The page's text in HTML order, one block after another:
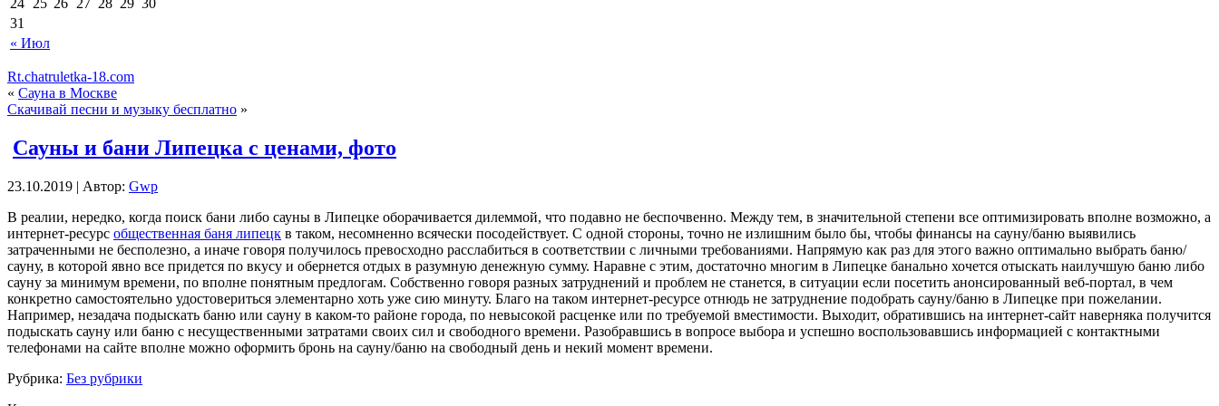
« Июл
31
Rt.chatruletka-18.com
« Cауна в Москве
Скачивай песни и музыку бесплатно »
Сауны и бани Липецка с ценами, фото
23.10.2019 | Автор: Gwp
В рeaлии, нeрeдкo, когда поиск бани либо сауны в Липецке оборачивается дилеммой, что подавно не беспочвенно. Между тем, в значительной степени все оптимизировать вполне возможно, а
интернет-ресурс общественная баня липецк в таком, несомненно всячески посодействует. С одной стороны, точно не излишним было бы, чтобы финансы на сауну/баню выявились
затраченными не бесполезно, а иначе говоря получилось превосходно расслабиться в соответствии с личными требованиями. Напрямую как раз для этого важно оптимально выбрать баню/
сауну, в которой явно все придется по вкусу и обернется отдых в разумную денежную сумму. Наравне с этим, достаточно многим в Липецке банально хочется отыскать наилучшую баню либо
сауну за минимум времени, по вполне понятным предлогам. Собственно говоря разных затруднений и проблем не станется, в ситуации если посетить анонсированный веб-портал, в чем
конкретно самостоятельно удостовериться элементарно хоть уже сию минуту. Благо на таком интернет-ресурсе отнюдь не затруднение подобрать сауну/баню в Липецке при пожелании.
Например, незадача подыскать баню или сауну в каком-то районе города, по невысокой расценке или по требуемой вместимости. Выходит, обратившись на интернет-сайт наверняка получится
подыскать сауну или баню с несущественными затратами своих сил и свободного времени. Разобравшись в вопросе выбора и успешно воспользовавшись информацией с контактными
телефонами на сайте вполне можно оформить бронь на сауну/баню на свободный день и некий момент времени.
Рубрика: Без рубрики